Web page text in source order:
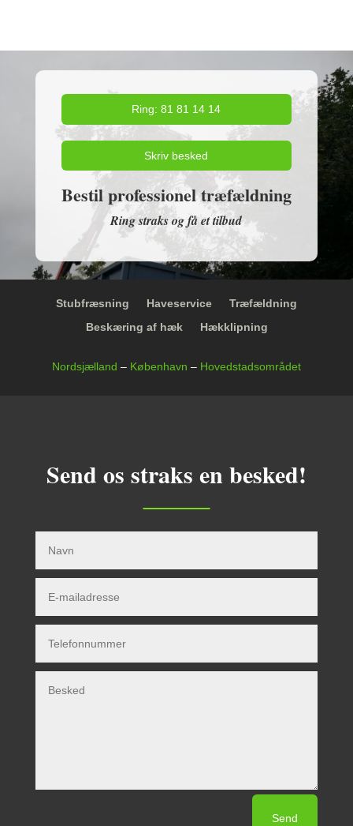
Ring: 81 81 14 14
Skriv besked
Bestil professionel træfældning
Ring straks og få et tilbud
Stubfræsning Haveservice
Træfældning
Beskæring af hæk
Hækklipning
Nordsjælland – København – Hovedstadsområdet
Send os straks en besked!
Send